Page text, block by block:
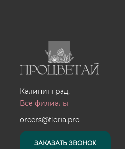
Калининград,
Все филиалы
orders@floria.pro
ЗАКАЗАТЬ ЗВОНОК